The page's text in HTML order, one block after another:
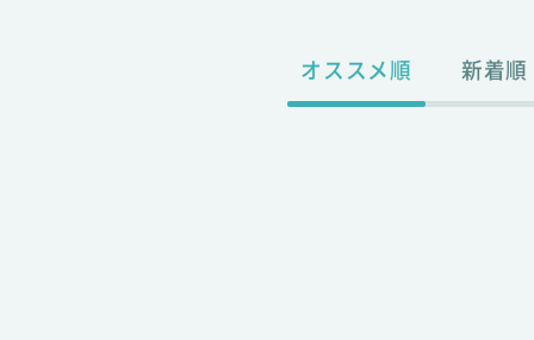
オススメ順 新着順